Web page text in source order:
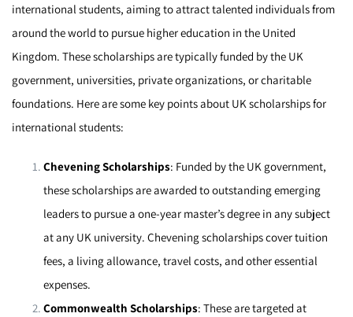
international students, aiming to attract talented individuals from
around the world to pursue higher education in the United
Kingdom. These scholarships are typically funded by the UK
government, universities, private organizations, or charitable
foundations. Here are some key points about UK scholarships for
international students:
Chevening Scholarships: Funded by the UK government,
these scholarships are awarded to outstanding emerging
leaders to pursue a one-year master’s degree in any subject
at any UK university. Chevening scholarships cover tuition
fees, a living allowance, travel costs, and other essential
expenses.
Commonwealth Scholarships: These are targeted at